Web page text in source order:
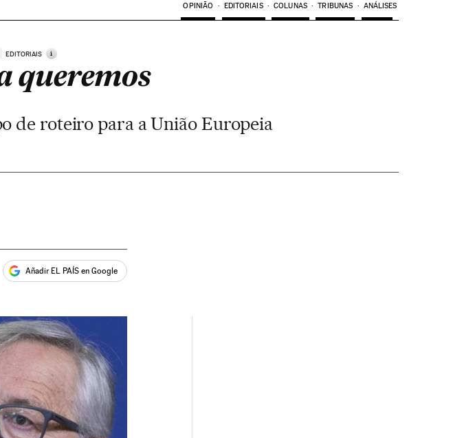
OPINIÃO EDITORIAIS COLUNAS TRIBUNAS ANÁLISES
EDITORIAIS i
queremos
de roteiro para a União Europeia
Añadir EL PAÍS en Google